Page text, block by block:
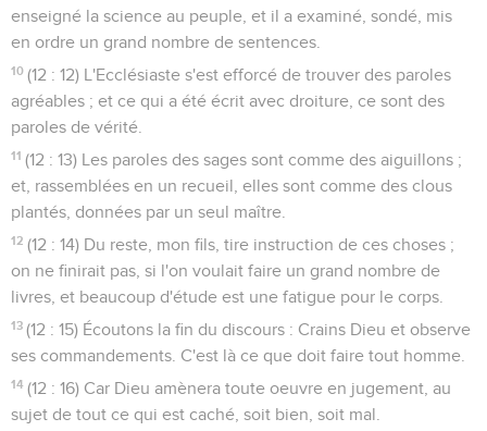
enseigné la science au peuple, et il a examiné, sondé, mis
en ordre un grand nombre de sentences.
10 (12 : 12) L'Ecclésiaste s'est efforcé de trouver des paroles
agréables ; et ce qui a été écrit avec droiture, ce sont des
paroles de vérité.
11 (12 : 13) Les paroles des sages sont comme des aiguillons ;
et, rassemblées en un recueil, elles sont comme des clous
plantés, données par un seul maître.
12 (12 : 14) Du reste, mon fils, tire instruction de ces choses ;
on ne finirait pas, si l'on voulait faire un grand nombre de
livres, et beaucoup d'étude est une fatigue pour le corps.
13 (12 : 15) Écoutons la fin du discours : Crains Dieu et observe
ses commandements. C'est là ce que doit faire tout homme.
14 (12 : 16) Car Dieu amènera toute oeuvre en jugement, au
sujet de tout ce qui est caché, soit bien, soit mal.